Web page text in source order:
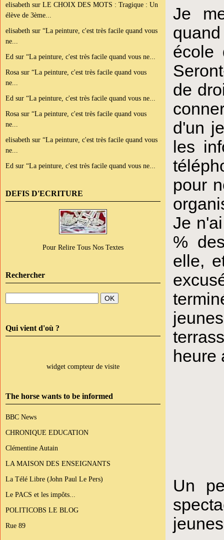
elisabeth sur LE CHOIX DES MOTS : Tragique : Un
élève de 3ème...
elisabeth sur “La peinture, c'est très facile quand vous
ne...
Ed sur “La peinture, c'est très facile quand vous ne...
Rosa sur “La peinture, c'est très facile quand vous
ne...
Ed sur “La peinture, c'est très facile quand vous ne...
Rosa sur “La peinture, c'est très facile quand vous
ne...
elisabeth sur “La peinture, c'est très facile quand vous
ne...
Ed sur “La peinture, c'est très facile quand vous ne...
DEFIS D'ECRITURE
Pour Relire Tous Nos Textes
Rechercher
Qui vient d'où ?
widget compteur de visite
The horse wants to be informed
BBC News
CHRONIQUE EDUCATION
Clémentine Autain
LA MAISON DES ENSEIGNANTS
La Télé Libre (John Paul Le Pers)
Le PACS et les impôts...
POLITICOBS LE BLOG
Rue 89
Je
école
de
d'un
les
pour
Je
%
elle,
heure
Un